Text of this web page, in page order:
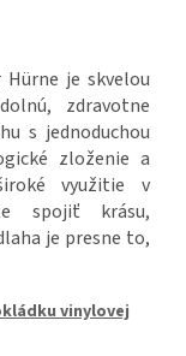
Hürne je skvelou
zdravotne
s jednoduchou
zloženie a
využitie v
spojiť krásu,
je presne to,
vinylovej